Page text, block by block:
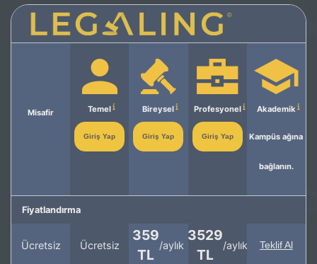
Misafir Temel
Giriş Yap
Bireysel
Giriş Yap
Profesyonel
Giriş Yap
Akademik
Kampüs ağına
bağlanın.
Fiyatlandırma
Ücretsiz Ücretsiz
359
TL
/aylık
3529
TL
/aylık Teklif Al